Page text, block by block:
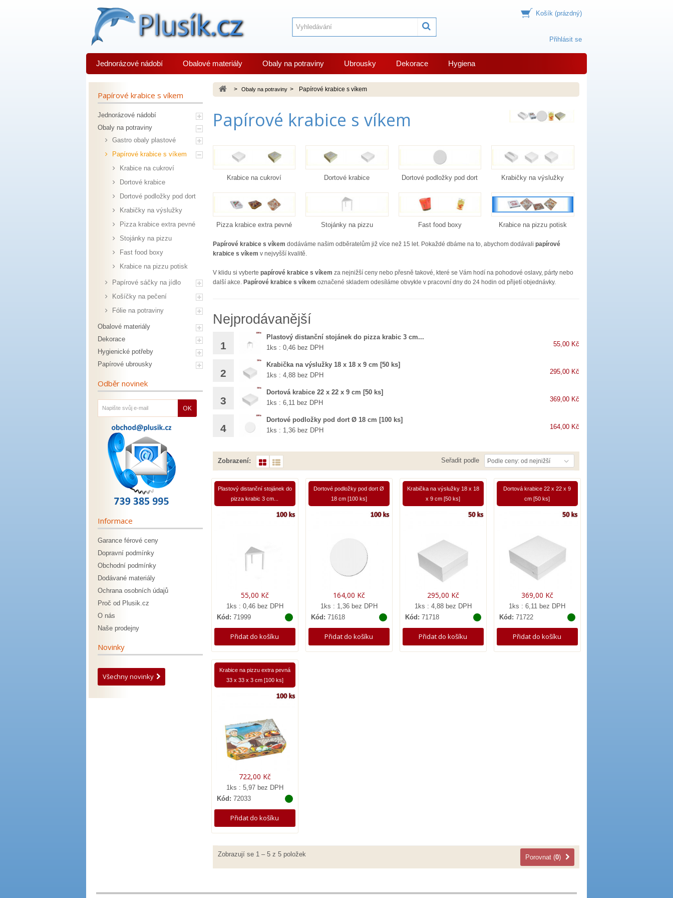
Košík (prázdný)
Přihlásit se
Jednorázové nádobí Obalové materiály Obaly na potraviny Ubrousky Dekorace Hygiena
Papírové krabice s víkem
Jednorázové nádobí
Obaly na potraviny
Gastro obaly plastové
Papírové krabice s víkem
Krabice na cukroví
Dortové krabice
Dortové podložky pod dort
Krabičky na výslužky
Pizza krabice extra pevné
Stojánky na pizzu
Fast food boxy
Krabice na pizzu potisk
Papírové sáčky na jídlo
Košíčky na pečení
Fólie na potraviny
Obalové materiály
Dekorace
Hygienické potřeby
Papírové ubrousky
Odběr novinek
OK
Informace
Garance férové ceny
Dopravní podmínky
Obchodní podmínky
Dodávané materiály
Ochrana osobních údajů
Proč od Plusik.cz
O nás
Naše prodejny
Novinky
Všechny novinky
> Obaly na potraviny > Papírové krabice s víkem
Papírové krabice s víkem
Krabice na cukroví Dortové krabice Dortové podložky pod dort Krabičky na výslužky
Pizza krabice extra pevné Stojánky na pizzu Fast food boxy Krabice na pizzu potisk
Papírové krabice s víkem dodáváme našim odběratelům již více než 15 let. Pokaždé dbáme na to, abychom dodávali papírové
krabice s víkem v nejvyšší kvalitě.
V klidu si vyberte papírové krabice s víkem za nejnižší ceny nebo přesně takové, které se Vám hodí na pohodové oslavy, párty nebo
další akce. Papírové krabice s víkem označené skladem odesíláme obvykle v pracovní dny do 24 hodin od přijetí objednávky.
Nejprodávanější
1
Plastový distanční stojánek do pizza krabic 3 cm...
1ks : 0,46 bez DPH
55,00 Kč
2
Krabička na výslužky 18 x 18 x 9 cm [50 ks]
1ks : 4,88 bez DPH
295,00 Kč
3
Dortová krabice 22 x 22 x 9 cm [50 ks]
1ks : 6,11 bez DPH
369,00 Kč
4
Dortové podložky pod dort Ø 18 cm [100 ks]
1ks : 1,36 bez DPH
164,00 Kč
Zobrazení: Seřadit podle Podle ceny: od nejnižší
Plastový distanční stojánek do
pizza krabic 3 cm...
55,00 Kč
1ks : 0,46 bez DPH
Kód: 71999
Přidat do košíku
Dortové podložky pod dort Ø
18 cm [100 ks]
164,00 Kč
1ks : 1,36 bez DPH
Kód: 71618
Přidat do košíku
Krabička na výslužky 18 x 18
x 9 cm [50 ks]
295,00 Kč
1ks : 4,88 bez DPH
Kód: 71718
Přidat do košíku
Dortová krabice 22 x 22 x 9
cm [50 ks]
369,00 Kč
1ks : 6,11 bez DPH
Kód: 71722
Přidat do košíku
Krabice na pizzu extra pevná
33 x 33 x 3 cm [100 ks]
722,00 Kč
1ks : 5,97 bez DPH
Kód: 72033
Přidat do košíku
Porovnat (0)
Zobrazují se 1 – 5 z 5 položek